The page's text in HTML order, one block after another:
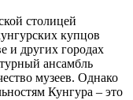
столицей
купцов
и других городах
ансамбль
музеев. Однако
Кунгура – это